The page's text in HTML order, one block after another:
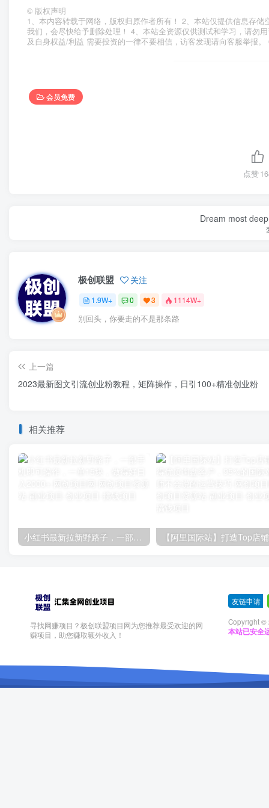
© 版权声明
1、本内容转载于网络，版权归原作者所有！ 2、本站仅提供信息存
我们，会尽快给予删除处理！ 4、本站全资源仅供测试和学习，请勿
及自身权益/利益 需要投资的一律不要相信，访客发现请向客服举报
会员免费
点赞
Dream most
极创联盟 关注
1.9W+ 0 3 1114W+
别回头，你要走的不是那条路
上一篇
2023最新图文引流创业粉教程，矩阵操作，日引100+精准创业粉
相关推荐
寻找网赚项目？极创联盟项目网为您推荐最受欢迎的网
赚项目，助您赚取额外收入！
友链申请
Copyright ©
本站已安全